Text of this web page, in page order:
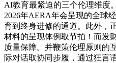
AI教育最紧迫的三个伦理维度
2026年AERA年会呈现的全球
育到终身进修的通道。此外，
材料的呈现体例取节拍！而发
质量保障。并鞭策伦理原则的
际对话取协同步履，通过狂言